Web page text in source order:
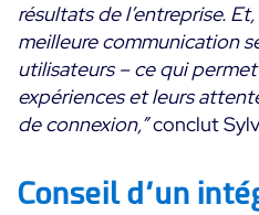
résultats de l’entreprise.
meilleure communication
utilisateurs – ce qui
expériences et leurs
de connexion,”conclut
Conseil d’un